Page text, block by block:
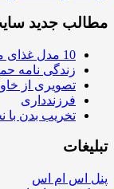
مطالب جدید
10 مدل غذای مختلف با سیب زمینی
زندگی نامه
تصویری از
فرزندداری
تخریب بدن با
تبلیغات
پنل اس ام اس